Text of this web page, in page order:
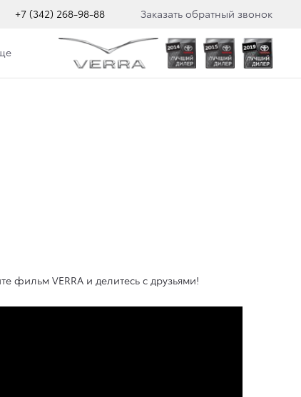
+7 (342) 268-98-88 Заказать обратный звонок
фильм VERRA и делитесь с друзьями!